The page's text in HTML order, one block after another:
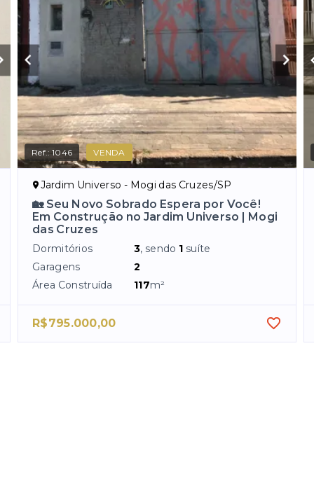
Ref.:1046 VENDA
Jardim Universo - Mogi das Cruzes/SP
🏡 Seu Novo Sobrado Espera por Você!
Em Construção no Jardim Universo | Mogi
das Cruzes
Dormitórios 3, sendo 1 suíte
Garagens
2
Área Construída
117m²
R$795.000,00